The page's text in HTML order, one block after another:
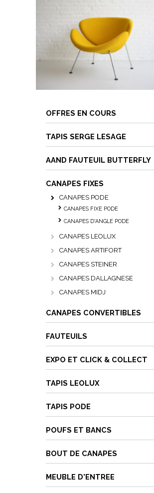
OFFRES EN COURS
TAPIS SERGE LESAGE
AAND FAUTEUIL BUTTERFLY
CANAPES FIXES
CANAPES PODE
CANAPES FIXE PODE
CANAPES D'ANGLE PODE
CANAPES LEOLUX
CANAPES ARTIFORT
CANAPES STEINER
CANAPES DALLAGNESE
CANAPES MIDJ
CANAPES CONVERTIBLES
FAUTEUILS
EXPO ET CLICK & COLLECT
TAPIS LEOLUX
TAPIS PODE
POUFS ET BANCS
BOUT DE CANAPES
MEUBLE D'ENTREE